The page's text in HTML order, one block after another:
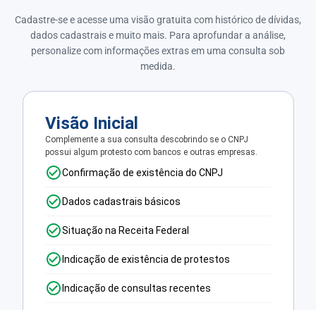
Cadastre-se e acesse uma visão gratuita com histórico de dívidas,
dados cadastrais e muito mais. Para aprofundar a análise,
personalize com informações extras em uma consulta sob
medida.
Visão Inicial
Complemente a sua consulta descobrindo se o CNPJ
possui algum protesto com bancos e outras empresas.
Confirmação de existência do CNPJ
Dados cadastrais básicos
Situação na Receita Federal
Indicação de existência de protestos
Indicação de consultas recentes